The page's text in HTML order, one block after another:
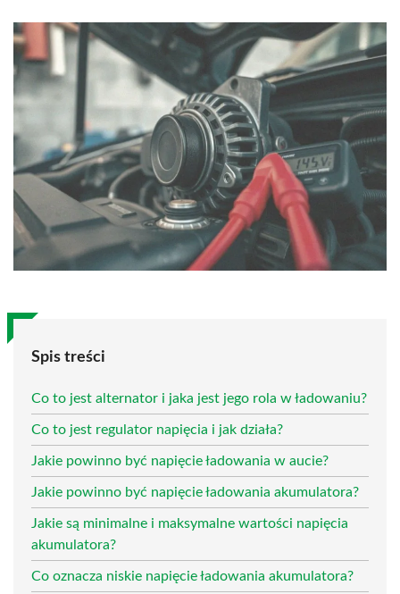
Spis treści
Co to jest alternator i jaka jest jego rola w ładowaniu?
Co to jest regulator napięcia i jak działa?
Jakie powinno być napięcie ładowania w aucie?
Jakie powinno być napięcie ładowania akumulatora?
Jakie są minimalne i maksymalne wartości napięcia
akumulatora?
Co oznacza niskie napięcie ładowania akumulatora?